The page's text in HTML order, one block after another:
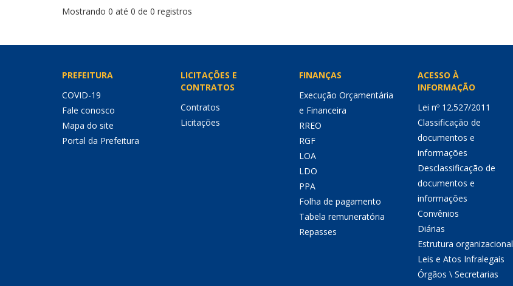
Mostrando 0 até 0 de 0 registros
PREFEITURA
COVID-19
Fale conosco
Mapa do site
Portal da Prefeitura
LICITAÇÕES E
CONTRATOS
Contratos
Licitações
FINANÇAS
Execução Orçamentária
e Financeira
RREO
RGF
LOA
LDO
PPA
Folha de pagamento
Tabela remuneratória
Repasses
ACESSO À
INFORMAÇÃO
Lei nº 12.527/2011
Classificação de
documentos e
informações
Desclassificação de
documentos e
informações
Convênios
Diárias
Estrutura organizacional
Leis e Atos Infralegais
Órgãos \ Secretarias